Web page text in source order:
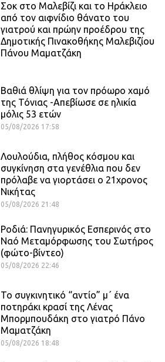
Σοκ στο Μαλεβίζι και το Ηράκλειο
από τον αιφνίδιο θάνατο του
γιατρού και πρώην προέδρου της
Δημοτικής Πινακοθήκης Μαλεβιζίου
Πάνου Μαματζάκη
Βαθιά θλίψη για τον πρόωρο χαμό
της Τόνιας -Απεβίωσε σε ηλικία
μόλις 53 ετών
05/08/2026 17:58
Λουλούδια, πλήθος κόσμου και
συγκίνηση στα γενέθλια που δεν
πρόλαβε να γιορτάσει ο 21χρονος
Νικήτας
05/08/2026 21:48
Ροδιά: Πανηγυρικός Εσπερινός στο
Ναό Μεταμόρφωσης του Σωτήρος
(φώτο-βίντεο)
05/08/2026 22:46
Το συγκινητικό “αντίο” μ΄ ένα
ποτηράκι κρασί της Λένας
Μπορμπουδάκη στο γιατρό Πάνο
Μαματζάκη
05/08/2026 18:48